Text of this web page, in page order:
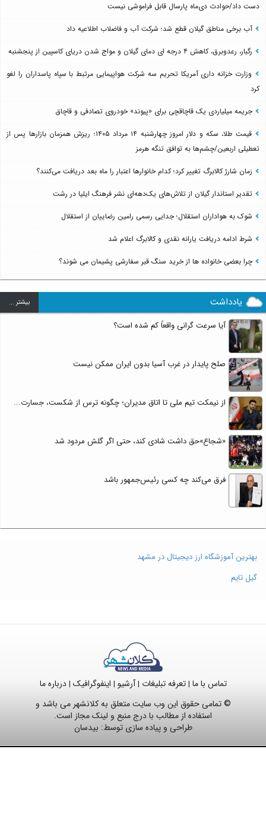
دست داد/حوادث دی‌ماه پارسال قابل فراموشی نیست
آب برخی مناطق گیلان قطع شد؛ شرکت آب و فاضلاب اطلاعیه داد
رگبار، رعدوبرق، کاهش ۴ درجه ای دمای گیلان و مواج شدن دریای کاسپین از پنجشنبه
وزارت خزانه داری آمریکا تحریم سه شرکت هواپیمایی مرتبط با سپاه پاسداران را لغو
کرد
جریمه میلیاردی یک قاچاقچی برای «پیوند» خودروی تصادفی و قاچاق
قیمت طلا، سکه و دلار امروز چهارشنبه ۱۴ مرداد ۱۴۰۵؛ ریزش همزمان بازارها پس از
تعطیلی اربعین/چشم‌ها به توافق تنگه هرمز
زمان شارژ کالابرگ تغییر کرد؛ کدام خانوارها اعتبار را ماه بعد دریافت می‌کنند؟
تقدیر استاندار گیلان از تلاش‌های یک‌دهه‌ای نشر فرهنگ ایلیا در رشت
شوک به هواداران استقلال؛ جدایی رسمی رامین رضاییان از استقلال
شرط ادامه دریافت یارانه نقدی و کالابرگ اعلام شد
چرا بعضی خانواده ها از خرید سنگ قبر سفارشی پشیمان می شوند؟
یادداشت بيشتر ...
آیا سرعت گرانی واقعاً کم شده است؟
صلح پایدار در غرب آسیا بدون ایران ممکن نیست
از نیمکت تیم ملی تا اتاق مدیران؛ چگونه ترس از شکست، جسارت...
«شجاع»حق داشت شادی کند، حتی اگر گلش مردود شد
فرق می‌کند چه کسی رئیس‌جمهور باشد
بهترین آموزشگاه ارز دیجیتال در مشهد
گیل تایم
تماس با ما |تعرفه تبلیغات |آرشیو | اینفوگرافیک |درباره ما
© تمامی حقوق این وب سایت متعلق به کلانشهر می باشد و
استفاده از مطالب با درج منبع و لینک مجاز است.
طراحی و پیاده سازی توسط: بیدسان